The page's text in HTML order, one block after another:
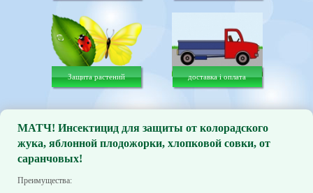
Защита растений доставка і оплата
МАТЧ! Инсектицид для защиты от колорадского
жука, яблонной плодожорки, хлопковой совки, от
саранчовых!
Преимущества: